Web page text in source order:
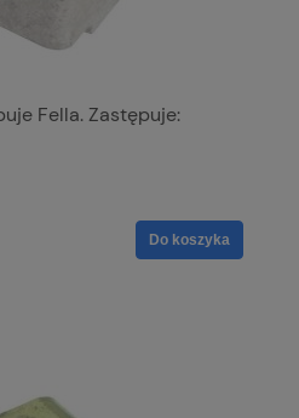
Fella. Zastępuje:
Do koszyka